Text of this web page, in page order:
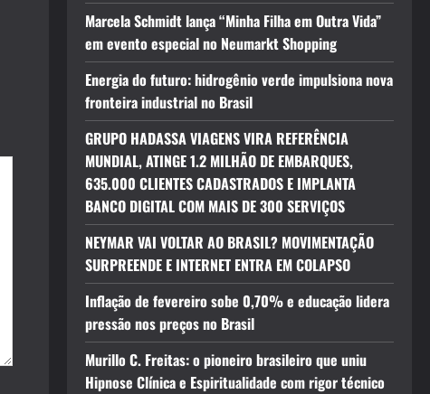
Marcela Schmidt lança “Minha Filha em Outra Vida”
em evento especial no Neumarkt Shopping
Energia do futuro: hidrogênio verde impulsiona nova
fronteira industrial no Brasil
GRUPO HADASSA VIAGENS VIRA REFERÊNCIA
MUNDIAL, ATINGE 1.2 MILHÃO DE EMBARQUES,
635.000 CLIENTES CADASTRADOS E IMPLANTA
BANCO DIGITAL COM MAIS DE 300 SERVIÇOS
NEYMAR VAI VOLTAR AO BRASIL? MOVIMENTAÇÃO
SURPREENDE E INTERNET ENTRA EM COLAPSO
Inflação de fevereiro sobe 0,70% e educação lidera
pressão nos preços no Brasil
Murillo C. Freitas: o pioneiro brasileiro que uniu
Hipnose Clínica e Espiritualidade com rigor técnico